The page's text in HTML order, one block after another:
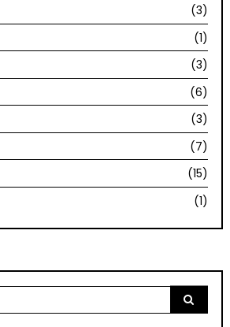
(3)
(1)
(3)
(6)
(3)
(7)
(15)
(1)